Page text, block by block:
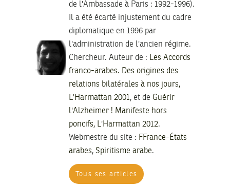
de l'Ambassade à Paris : 1992-1996).
Il a été écarté injustement du cadre
diplomatique en 1996 par
l'administration de l'ancien régime.
Chercheur. Auteur de : Les Accords
franco-arabes. Des origines des
relations bilatérales à nos jours,
L'Harmattan 2001, et de Guérir
l'Alzheimer ! Manifeste hors
poncifs, L'Harmattan 2012.
Webmestre du site : FFrance-États
arabes, Spiritisme arabe.
Tous ses articles